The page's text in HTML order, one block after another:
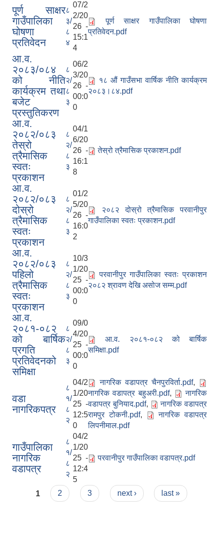
पूर्ण साक्षर
गाउँपालिका
घोषणा
प्रतिवेदन
८
३/
८
४
07/2
2/20
26 -
15:1
4
पूर्ण साक्षर गाउँपालिका घोषणा
प्रतिवेदन.pdf
आ.व.
२०८३/०८४
को नीति
कार्यक्रम तथा
बजेट
प्रस्तुतिकरण
८
२/
८
३
06/2
3/20
26 -
00:0
0
१८ औं गाउँसभा वार्षिक नीति कार्यक्रम
२०८३।८४.pdf
आ.व.
२०८२/०८३
तेस्रो
त्रैमासिक
स्वतः
प्रकाशन
८
२/
८
३
04/1
6/20
26 -
16:1
8
तेस्रो त्रैमासिक प्रकाशन.pdf
आ.व.
२०८२/०८३
दोस्रो
त्रैमासिक
स्वतः
प्रकाशन
८
२/
८
३
01/2
5/20
26 -
16:0
2
२०८२ दोस्रो त्रैमासिक परवानीपुर
गाउँपालिका स्वतः प्रकाशन.pdf
आ.व.
२०८२/०८३
पहिलो
त्रैमासिक
स्वतः
प्रकाशन
८
२/
८
३
10/3
1/20
25 -
00:0
0
परवानीपुर गाउँपालिका स्वतः प्रकाशन
२०८२ श्रावण देखि असोज सम्म.pdf
आ.व.
२०८१-०८२
को बार्षिक
प्रगति
प्रतिवेदनको
समिक्षा
८
२/
८
३
09/0
4/20
25 -
00:0
0
आ.व. २०८१-०८२ को बार्षिक
समिक्षा.pdf
वडा
नागरिकपत्र
८
१/
८
२
04/2
1/20
25 -
12:5
0
नागरिक वडापत्र चैनपुरविर्ता.pdf,
नागरिक वडापत्र बहुअरी.pdf,
नागरिक
वडापत्र बुनियाद.pdf,
नागरिक वडापत्र
रामपुर टोकनी.pdf,
नागरिक वडापत्र
लिपनीमाल.pdf
गाउँपालिका
नागरिक
वडापत्र
८
१/
८
२
04/2
1/20
25 -
12:4
5
परवानीपुर गाउँपालिका वडापत्र.pdf
Pages
1 2 3 next › last »